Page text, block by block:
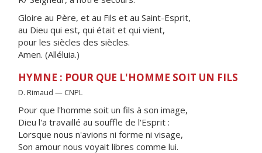
Gloire au Père, et au Fils et au Saint-Esprit,
au Dieu qui est, qui était et qui vient,
pour les siècles des siècles.
Amen. (Alléluia.)
HYMNE : POUR QUE L'HOMME SOIT UN FILS
D. Rimaud — CNPL
Pour que l'homme soit un fils à son image,
Dieu l'a travaillé au souffle de l'Esprit :
Lorsque nous n'avions ni forme ni visage,
Son amour nous voyait libres comme lui.